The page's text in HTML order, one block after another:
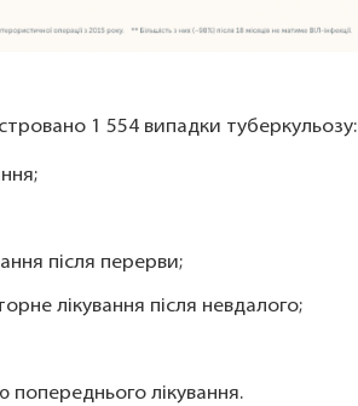
1 554 випадки туберкульозу:
після перерви;
лікування після невдалого;
попереднього лікування.